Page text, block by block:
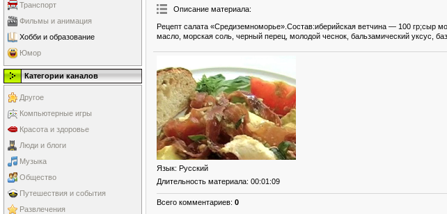
Транспорт
Фильмы и анимация
Хобби и образование
Юмор
Категории каналов
Другое
Компьютерные игры
Красота и здоровье
Люди и блоги
Музыка
Общество
Путешествия и события
Развлечения
Описание материала:
Рецепт салата «Средиземноморье».Состав:иберийская ветчина — 100
масло, морская соль, черный перец, молодой чеснок, бальзамический уксус,
Язык: Русский
Длительность материала: 00:01:09
Всего комментариев: 0